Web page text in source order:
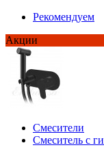
Рекомендуем
Акции
Смесители
Смеситель с